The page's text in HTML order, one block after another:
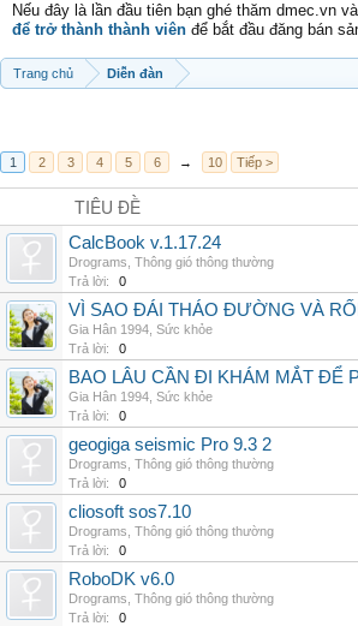
Nếu đây là lần đầu tiên bạn ghé thăm dmec.vn
để trở thành thành viên để bắt đầu đăng bán
Trang chủ Diễn đàn
1 2 3 4 5 6 → 10 Tiếp >
TIÊU ĐỀ
CalcBook v.1.17.24
Drograms Thông gió thông thường
Trả lời:
0
VÌ SAO ĐÁI THÁO ĐƯỜNG VÀ
Gia Hân 1994 Sức khỏe
Trả lời:
0
BAO LÂU CẦN ĐI KHÁM MẮT ĐỂ
Gia Hân 1994 Sức khỏe
Trả lời:
0
geogiga seismic Pro 9.3 2
Drograms Thông gió thông thường
Trả lời:
0
cliosoft sos7.10
Drograms Thông gió thông thường
Trả lời:
0
RoboDK v6.0
Drograms Thông gió thông thường
Trả lời:
0